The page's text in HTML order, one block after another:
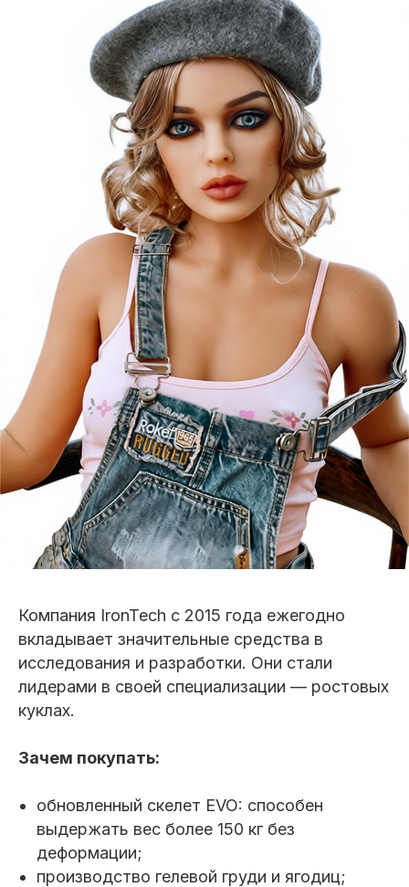
Компания IronTech с 2015 года ежегодно
вкладывает значительные средства в
исследования и разработки. Они стали
лидерами в своей специализации — ростовых
куклах.
Зачем покупать:
обновленный скелет EVO: способен
выдержать вес более 150 кг без
деформации;
производство гелевой груди и ягодиц;